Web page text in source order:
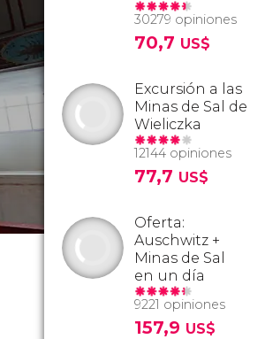
30279 opiniones
70,7 US$
Excursión a las
Minas de Sal de
Wieliczka
12144 opiniones
77,7 US$
Oferta:
Auschwitz +
Minas de Sal
en un día
9221 opiniones
157,9 US$